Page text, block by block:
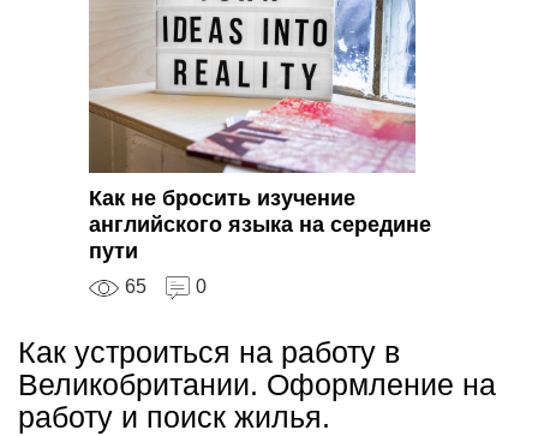
Как не бросить изучение
английского языка на середине
пути
65 0
Как устроиться на работу в
Великобритании. Оформление на
работу и поиск жилья.